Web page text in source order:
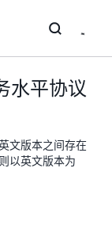
水平协议
文版本之间存在
以英文版本为